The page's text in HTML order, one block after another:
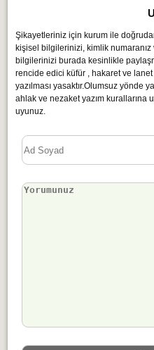
Şikayetleriniz için kurum ile
kişisel bilgilerinizi, kimlik
bilgilerinizi burada kesinlikle
rencide edici küfür , hakaret ve
yazılması yasaktır.Olumsuz yönde
ahlak ve nezaket yazım kurallarına
uyunuz.